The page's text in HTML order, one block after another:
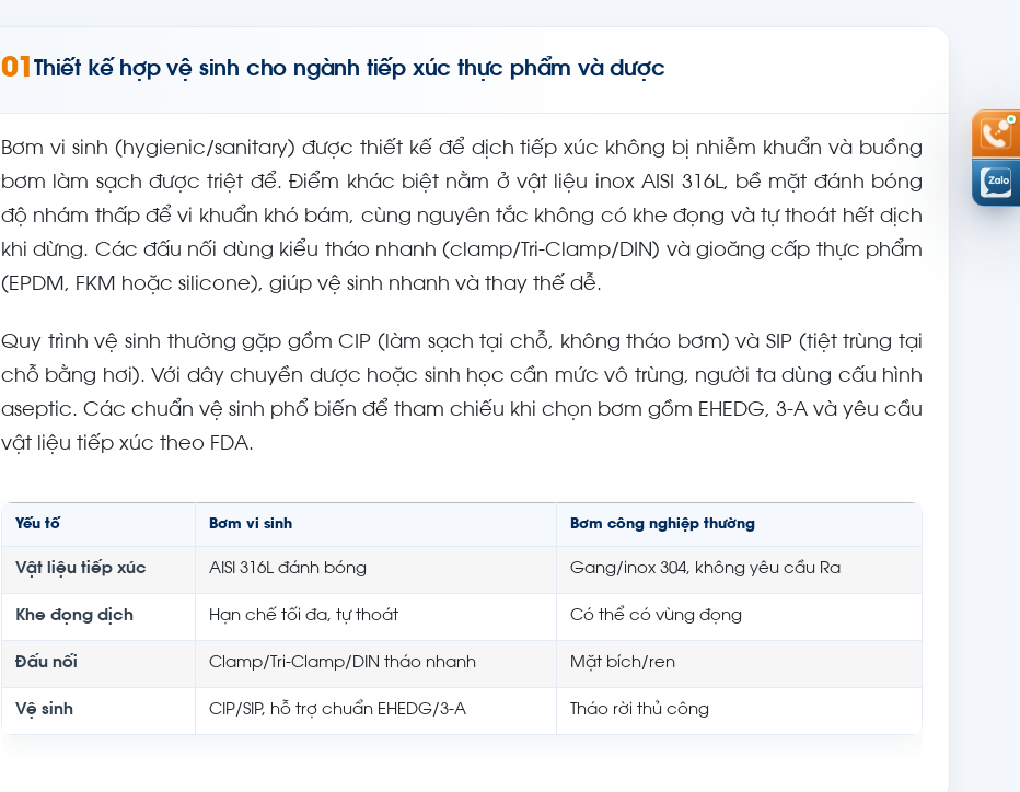
01 Thiết kế hợp vệ sinh cho ngành tiếp xúc thực phẩm và dược
Bơm vi sinh (hygienic/sanitary) được thiết kế để dịch tiếp xúc không bị nhiễm khuẩn và buồng
bơm làm sạch được triệt để. Điểm khác biệt nằm ở vật liệu inox AISI 316L, bề mặt đánh bóng
độ nhám thấp để vi khuẩn khó bám, cùng nguyên tắc không có khe đọng và tự thoát hết dịch
khi dừng. Các đấu nối dùng kiểu tháo nhanh (clamp/Tri-Clamp/DIN) và gioăng cấp thực phẩm
(EPDM, FKM hoặc silicone), giúp vệ sinh nhanh và thay thế dễ.
Quy trình vệ sinh thường gặp gồm CIP (làm sạch tại chỗ, không tháo bơm) và SIP (tiệt trùng tại
chỗ bằng hơi). Với dây chuyền dược hoặc sinh học cần mức vô trùng, người ta dùng cấu hình
aseptic. Các chuẩn vệ sinh phổ biến để tham chiếu khi chọn bơm gồm EHEDG, 3-A và yêu cầu
vật liệu tiếp xúc theo FDA.
Yếu tố Bơm vi sinh Bơm công nghiệp thường
Vật liệu tiếp xúc AISI 316L đánh bóng Gang/inox 304, không yêu cầu Ra
Khe đọng dịch Hạn chế tối đa, tự thoát Có thể có vùng đọng
Đấu nối Clamp/Tri-Clamp/DIN tháo nhanh Mặt bích/ren
Vệ sinh CIP/SIP, hỗ trợ chuẩn EHEDG/3-A Tháo rời thủ công